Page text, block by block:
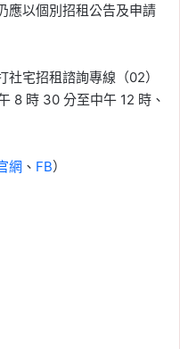
應以個別招租公告及申請
宅招租諮詢專線（02）
8 時 30 分至中午 12 時、
網 、 FB）